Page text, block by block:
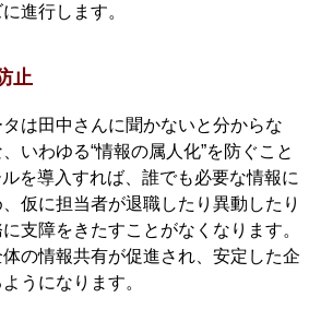
進行します。
止
は田中さんに聞かないと分からな
いわゆる“情報の属人化”を防ぐこと
を導入すれば、誰でも必要な情報に
仮に担当者が退職したり異動したり
支障をきたすことがなくなります。
の情報共有が促進され、安定した企
うになります。